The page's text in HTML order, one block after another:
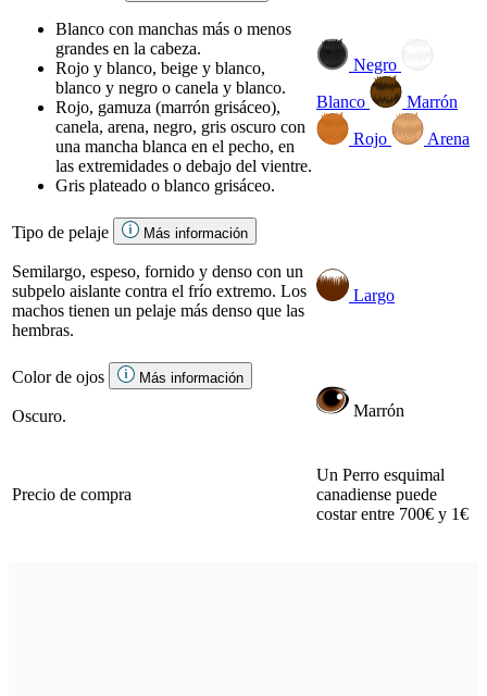
Blanco con manchas más o menos
grandes en la cabeza.
Rojo y blanco, beige y blanco,
blanco y negro o canela y blanco.
Rojo, gamuza (marrón grisáceo),
canela, arena, negro, gris oscuro con
una mancha blanca en el pecho, en
las extremidades o debajo del vientre.
Gris plateado o blanco grisáceo.
Negro
Blanco
Marrón
Rojo
Arena
Tipo de pelaje Más información
Semilargo, espeso, fornido y denso con un
subpelo aislante contra el frío extremo. Los
machos tienen un pelaje más denso que las
hembras.
Largo
Color de ojos Más información
Oscuro. Marrón
Precio de compra
Un Perro esquimal
canadiense puede
costar entre 700€ y 1€